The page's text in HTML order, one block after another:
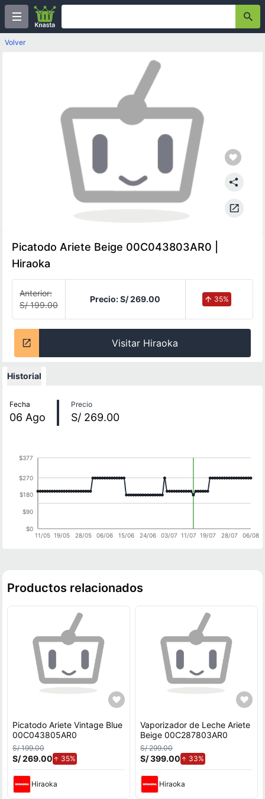
Volver
Picatodo Ariete Beige 00C043803AR0 |
Hiraoka
Anterior:
S/ 199.00
Precio:S/ 269.00 35%
Visitar Hiraoka
Historial
Fecha
06 Ago
Precio
S/ 269.00
11/05 19/05 28/05 06/06 15/06 24/06 03/07 11/07 19/07 28/07 06/08
$0
$90
$180
$270
$377
Productos relacionados
Picatodo Ariete Vintage Blue
00C043805AR0
S/ 199.00
S/ 269.00 35%
Hiraoka
Vaporizador de Leche Ariete
Beige 00C287803AR0
S/ 299.00
S/ 399.00 33%de aumento.
Hiraoka